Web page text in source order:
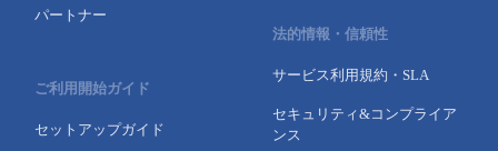
パートナー
ご利用開始ガイド
セットアップガイド
法的情報・信頼性
サービス利用規約・SLA
セキュリティ&コンプライア
ンス